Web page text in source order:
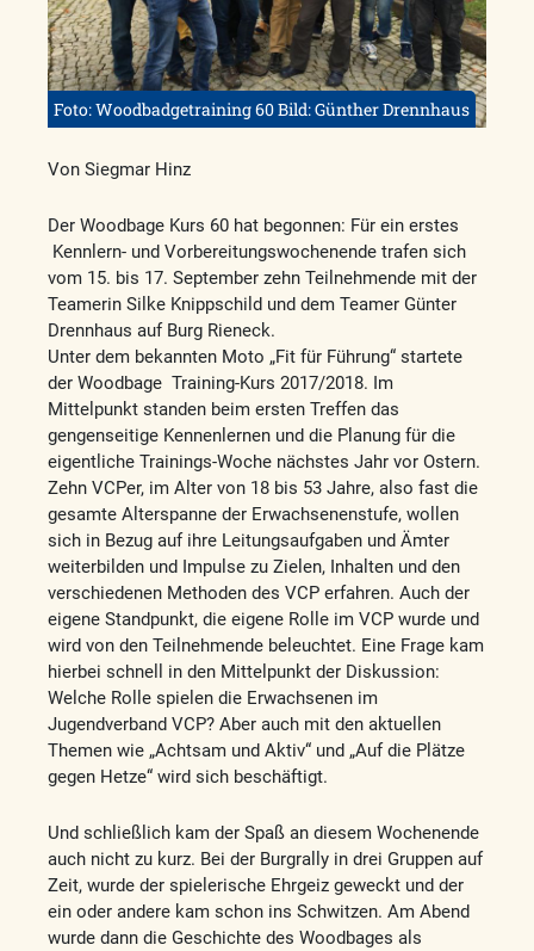
Foto: Woodbadgetraining 60 Bild: Günther Drennhaus
Von Siegmar Hinz
Der Woodbage Kurs 60 hat begonnen: Für ein erstes
Kennlern- und Vorbereitungswochenende trafen sich
vom 15. bis 17. September zehn Teilnehmende mit der
Teamerin Silke Knippschild und dem Teamer Günter
Drennhaus auf Burg Rieneck.
Unter dem bekannten Moto „Fit für Führung“ startete
der Woodbage Training-Kurs 2017/2018. Im
Mittelpunkt standen beim ersten Treffen das
gengenseitige Kennenlernen und die Planung für die
eigentliche Trainings-Woche nächstes Jahr vor Ostern.
Zehn VCPer, im Alter von 18 bis 53 Jahre, also fast die
gesamte Alterspanne der Erwachsenenstufe, wollen
sich in Bezug auf ihre Leitungsaufgaben und Ämter
weiterbilden und Impulse zu Zielen, Inhalten und den
verschiedenen Methoden des VCP erfahren. Auch der
eigene Standpunkt, die eigene Rolle im VCP wurde und
wird von den Teilnehmende beleuchtet. Eine Frage kam
hierbei schnell in den Mittelpunkt der Diskussion:
Welche Rolle spielen die Erwachsenen im
Jugendverband VCP? Aber auch mit den aktuellen
Themen wie „Achtsam und Aktiv“ und „Auf die Plätze
gegen Hetze“ wird sich beschäftigt.
Und schließlich kam der Spaß an diesem Wochenende
auch nicht zu kurz. Bei der Burgrally in drei Gruppen auf
Zeit, wurde der spielerische Ehrgeiz geweckt und der
ein oder andere kam schon ins Schwitzen. Am Abend
wurde dann die Geschichte des Woodbages als